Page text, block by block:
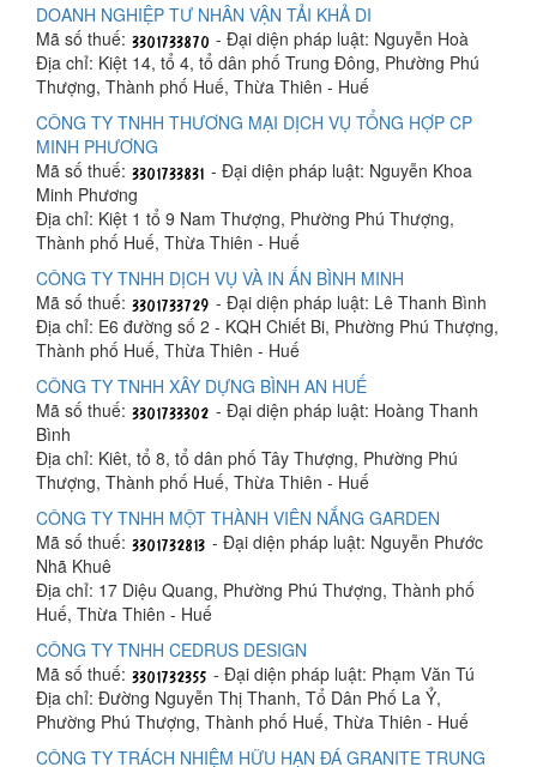
DOANH NGHIỆP TƯ NHÂN VẬN TẢI KHẢ DI
Mã số thuế:
- Đại diện pháp luật: Nguyễn Hoà
Địa chỉ: Kiệt 14, tổ 4, tổ dân phố Trung Đông, Phường Phú
Thượng, Thành phố Huế, Thừa Thiên - Huế
CÔNG TY TNHH THƯƠNG MẠI DỊCH VỤ TỔNG HỢP CP
MINH PHƯƠNG
Mã số thuế:
- Đại diện pháp luật: Nguyễn Khoa
Minh Phương
Địa chỉ: Kiệt 1 tổ 9 Nam Thượng, Phường Phú Thượng,
Thành phố Huế, Thừa Thiên - Huế
CÔNG TY TNHH DỊCH VỤ VÀ IN ẤN BÌNH MINH
Mã số thuế:
- Đại diện pháp luật: Lê Thanh Bình
Địa chỉ: E6 đường số 2 - KQH Chiết Bi, Phường Phú Thượng,
Thành phố Huế, Thừa Thiên - Huế
CÔNG TY TNHH XÂY DỰNG BÌNH AN HUẾ
Mã số thuế:
- Đại diện pháp luật: Hoàng Thanh
Bình
Địa chỉ: Kiêt, tổ 8, tổ dân phố Tây Thượng, Phường Phú
Thượng, Thành phố Huế, Thừa Thiên - Huế
CÔNG TY TNHH MỘT THÀNH VIÊN NẮNG GARDEN
Mã số thuế:
- Đại diện pháp luật: Nguyễn Phước
Nhã Khuê
Địa chỉ: 17 Diệu Quang, Phường Phú Thượng, Thành phố
Huế, Thừa Thiên - Huế
CÔNG TY TNHH CEDRUS DESIGN
Mã số thuế:
- Đại diện pháp luật: Phạm Văn Tú
Địa chỉ: Đường Nguyễn Thị Thanh, Tổ Dân Phố La Ỷ,
Phường Phú Thượng, Thành phố Huế, Thừa Thiên - Huế
CÔNG TY TRÁCH NHIỆM HỮU HẠN ĐÁ GRANITE TRUNG